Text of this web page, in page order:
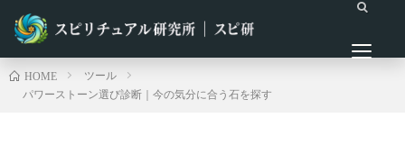
HOME
ツール
パワーストーン選び診断｜今の気分に合う石を探す